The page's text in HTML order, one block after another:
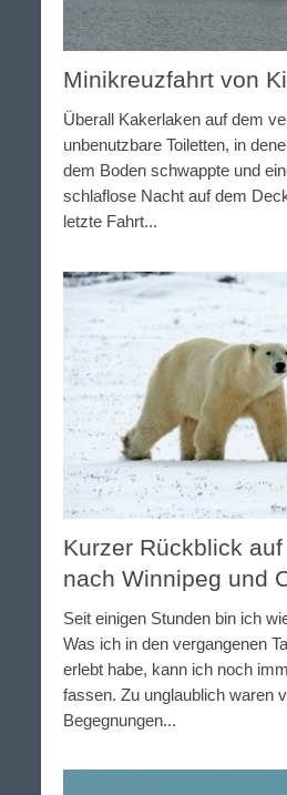
Minikreuzfahrt von
Überall Kakerlaken auf dem
unbenutzbare Toiletten, in
dem Boden schwappte und
schlaflose Nacht auf dem
letzte Fahrt...
Kurzer Rückblick
nach Winnipeg und
Seit einigen Stunden bin ich
Was ich in den vergangenen
erlebt habe, kann ich noch
fassen. Zu unglaublich waren
Begegnungen...